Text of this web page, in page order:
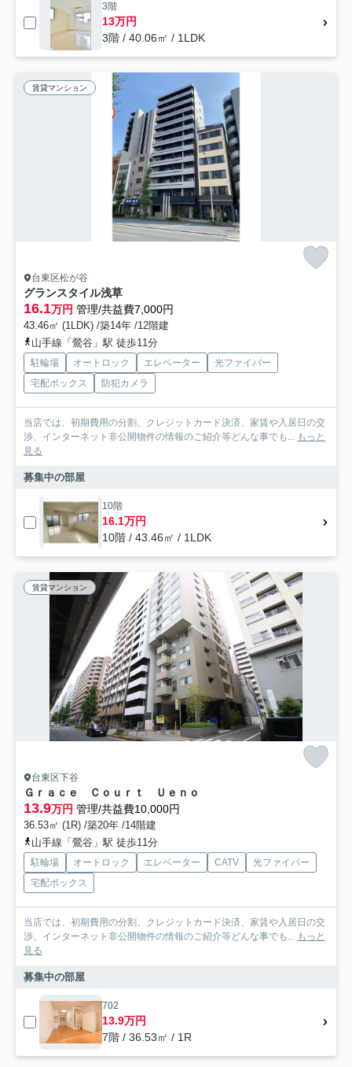
3階
13万円
3階 / 40.06㎡ / 1LDK
賃貸マンション
台東区松が谷
グランスタイル浅草
16.1万円 管理/共益費7,000円
43.46㎡ (1LDK) /築14年 /12階建
山手線「鶯谷」駅 徒歩11分
駐輪場 オートロック エレベーター
光ファイバー
宅配ボックス
防犯カメラ
当店では、初期費用の分割、クレジットカード決済、家賃や入居日の交
渉、インターネット非公開物件の情報のご紹介等どんな事でも... もっと
見る
募集中の部屋
10階
16.1万円
10階 / 43.46㎡ / 1LDK
賃貸マンション
台東区下谷
Ｇｒａｃｅ Ｃｏｕｒｔ Ｕｅｎｏ
13.9万円 管理/共益費10,000円
36.53㎡ (1R) /築20年 /14階建
山手線「鶯谷」駅 徒歩11分
駐輪場 オートロック エレベーター CATV
光ファイバー
宅配ボックス
当店では、初期費用の分割、クレジットカード決済、家賃や入居日の交
渉、インターネット非公開物件の情報のご紹介等どんな事でも... もっと
見る
募集中の部屋
702
13.9万円
7階 / 36.53㎡ / 1R